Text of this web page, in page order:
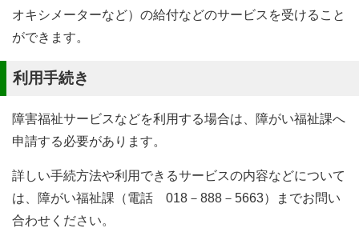
オキシメーターなど）の給付などのサービスを受けること
ができます。
利用手続き
障害福祉サービスなどを利用する場合は、障がい福祉課へ
申請する必要があります。
詳しい手続方法や利用できるサービスの内容などについて
は、障がい福祉課（電話 018－888－5663）までお問い
合わせください。